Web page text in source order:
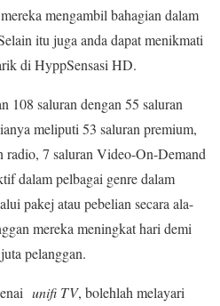
mengambil bahagian dalam
itu juga anda dapat menikmati
di HyppSensasi HD.
108 saluran dengan 55 saluran
meliputi 53 saluran premium,
radio, 7 saluran Video-On-Demand
dalam pelbagai genre dalam
pakej atau pebelian secara ala-
mereka meningkat hari demi
pelanggan.
unifi TV, bolehlah melayari